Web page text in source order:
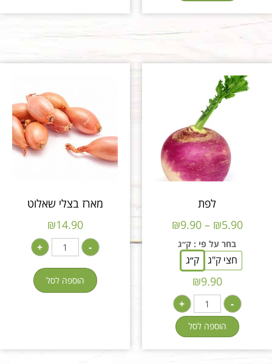
לפת
₪5.90
–
₪9.90
בחר על פי : ק״ג
חצי ק"ג ק״ג
₪9.90
-
+
הוספה לסל
מארז בצלי שאלוט
₪14.90
-
+
הוספה לסל